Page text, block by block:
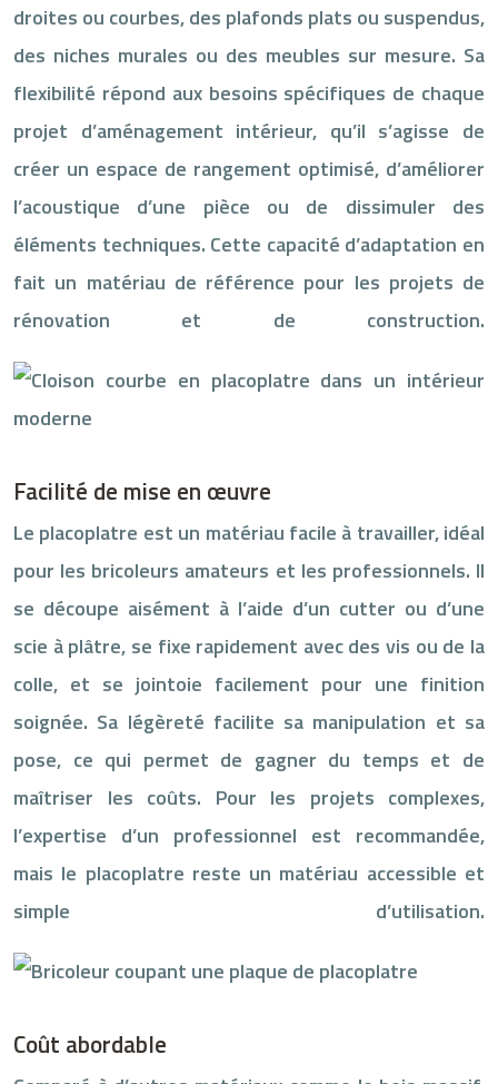
droites ou courbes, des plafonds plats ou suspendus,
des niches murales ou des meubles sur mesure. Sa
flexibilité répond aux besoins spécifiques de chaque
projet d’aménagement intérieur, qu’il s’agisse de
créer un espace de rangement optimisé, d’améliorer
l’acoustique d’une pièce ou de dissimuler des
éléments techniques. Cette capacité d’adaptation en
fait un matériau de référence pour les projets de
rénovation et de construction.
Facilité de mise en œuvre
Le placoplatre est un matériau facile à travailler, idéal
pour les bricoleurs amateurs et les professionnels. Il
se découpe aisément à l’aide d’un cutter ou d’une
scie à plâtre, se fixe rapidement avec des vis ou de la
colle, et se jointoie facilement pour une finition
soignée. Sa légèreté facilite sa manipulation et sa
pose, ce qui permet de gagner du temps et de
maîtriser les coûts. Pour les projets complexes,
l’expertise d’un professionnel est recommandée,
mais le placoplatre reste un matériau accessible et
simple d’utilisation.
Coût abordable